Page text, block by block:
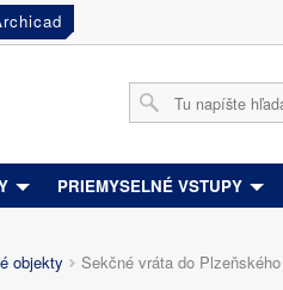
PRIEMYSELNÉ VSTUPY
objekty Sekčné vráta do